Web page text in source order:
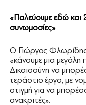
«Παλεύουμε εδώ και
συνωμοσίες»
Ο Γιώργος Φλωρίδης
«κάνουμε μια
Δικαιοσύνη να
τεράστιο έργο, με
στιγμή για να
ανακριτές».